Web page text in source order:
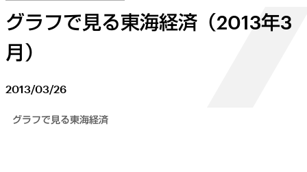
グラフで見る東海経済（2013年3
月）
2013/03/26
グラフで見る東海経済